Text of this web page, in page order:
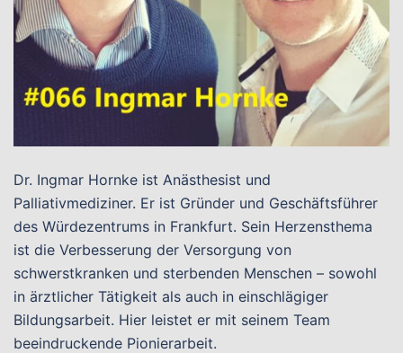
Dr. Ingmar Hornke ist Anästhesist und
Palliativmediziner. Er ist Gründer und Geschäftsführer
des Würdezentrums in Frankfurt. Sein Herzensthema
ist die Verbesserung der Versorgung von
schwerstkranken und sterbenden Menschen – sowohl
in ärztlicher Tätigkeit als auch in einschlägiger
Bildungsarbeit. Hier leistet er mit seinem Team
beeindruckende Pionierarbeit.